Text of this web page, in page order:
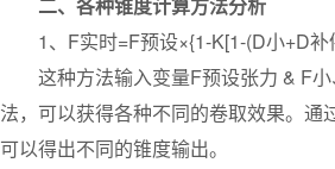
1、F实时=F预设×{1-K[1-(D小+D补
这种方法输入变量F预设张力 & F小
法，可以获得各种不同的卷取效果。
可以得出不同的锥度输出。